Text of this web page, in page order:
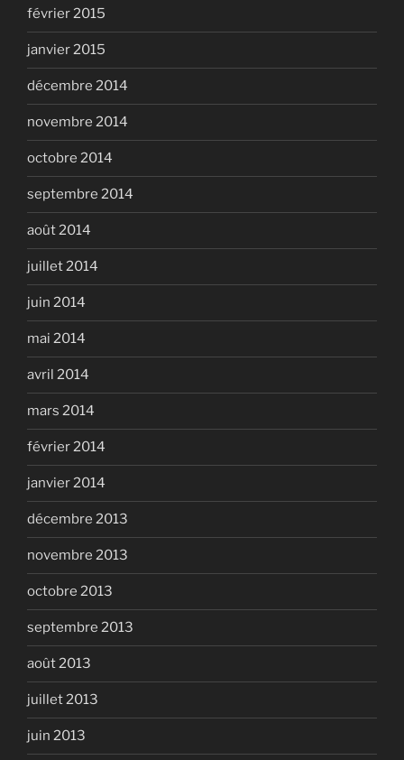
février 2015
janvier 2015
décembre 2014
novembre 2014
octobre 2014
septembre 2014
août 2014
juillet 2014
juin 2014
mai 2014
avril 2014
mars 2014
février 2014
janvier 2014
décembre 2013
novembre 2013
octobre 2013
septembre 2013
août 2013
juillet 2013
juin 2013